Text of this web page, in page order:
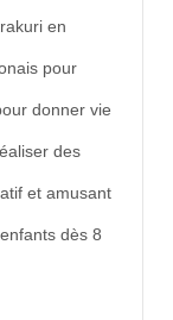
en
pour
donner vie
des
et amusant
dès 8